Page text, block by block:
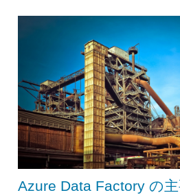
Azure Data Factory の